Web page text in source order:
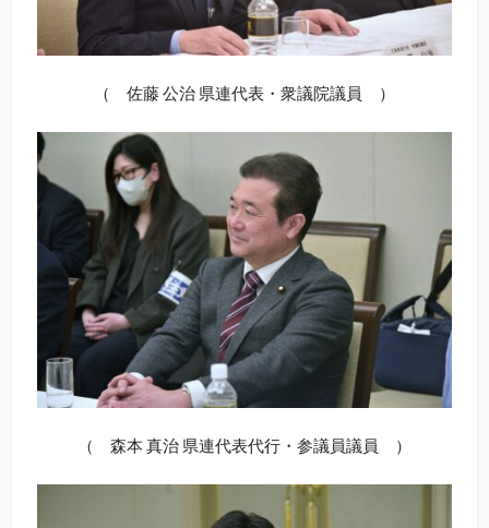
（ 佐藤 公治 県連代表・衆議院議員 ）
（ 森本 真治 県連代表代行・参議員議員 ）